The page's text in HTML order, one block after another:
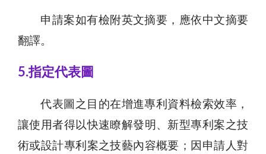
申請案如有檢附英文摘要，應依中文摘要
翻譯。
5.指定代表圖
代表圖之目的在增進專利資料檢索效率，
讓使用者得以快速瞭解發明、新型專利案之技
術或設計專利案之技藝內容概要；因申請人對